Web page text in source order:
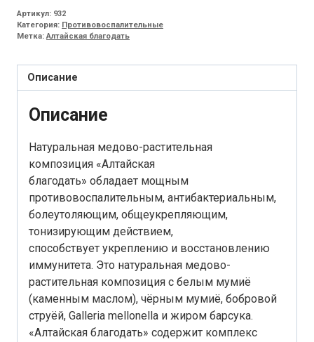
Артикул: 932
Категория: Противовоспалительные
Метка:Алтайская благодать
Описание
Описание
Натуральная медово-растительная
композиция «Алтайская
благодать» обладает мощным
противовоспалительным, антибактериальным,
болеутоляющим, общеукрепляющим,
тонизирующим действием,
способствует укреплению и восстановлению
иммунитета. Это натуральная медово-
растительная композиция с белым мумиё
(каменным маслом), чёрным мумиё, бобровой
струёй, Galleria mellonella и жиром барсука.
«Алтайская благодать» содержит комплекс